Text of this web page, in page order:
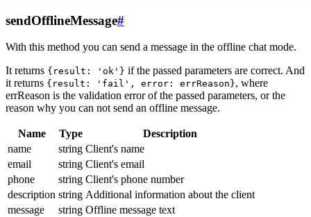
sendOfflineMessage#
With this method you can send a message in the offline chat mode.
It returns {result: 'ok'} if the passed parameters are correct. And
it returns {result: 'fail', error: errReason}, where
errReason is the validation error of the passed parameters, or the
reason why you can not send an offline message.
Name Type
Description
name
string Client's name
email
string Client's email
phone
string Client's phone number
description string Additional information about the client
message
string Offline message text